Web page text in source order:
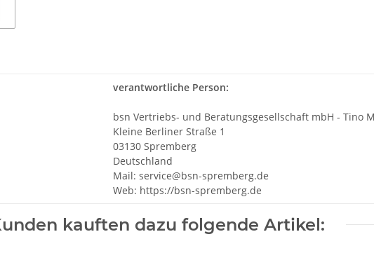
verantwortliche Person:
bsn Vertriebs- und Beratungsgesellschaft mbH - Tino
Kleine Berliner Straße 1
03130 Spremberg
Deutschland
Mail: service@bsn-spremberg.de
Web: https://bsn-spremberg.de
kauften dazu folgende Artikel: